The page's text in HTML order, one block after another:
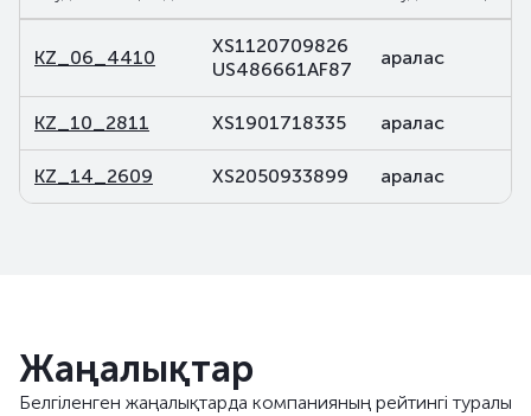
KZ_06_4410
XS1120709826
US486661AF87
аралас
KZ_10_2811 XS1901718335 аралас
KZ_14_2609 XS2050933899 аралас
Жаңалықтар
Белгіленген жаңалықтарда компанияның рейтингі туралы